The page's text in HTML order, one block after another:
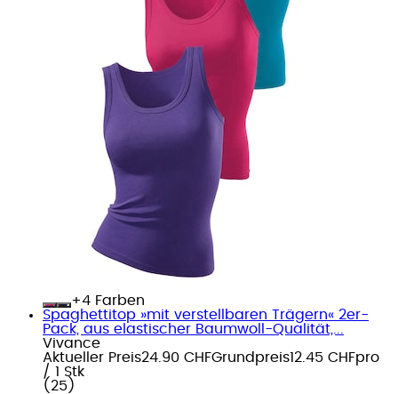
+
Farben
Spaghettitop »mit verstellbaren Trägern« 2er-
Pack, aus elastischer Baumwoll-Qualität,...
Vivance
Aktueller Preis24.90 CHFGrundpreis12.45 CHFpro
/ 1 Stk
( 25 )